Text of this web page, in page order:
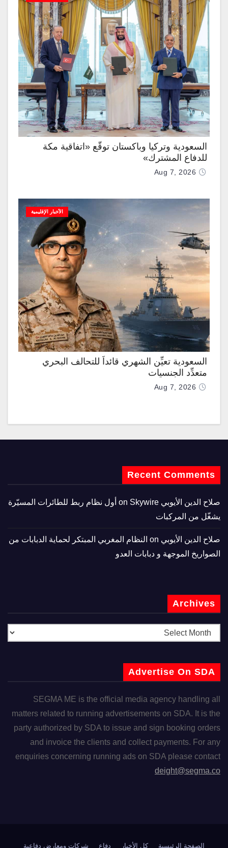
السعودية وتركيا وباكستان توقّع «اتفاقية مكة
للدفاع المشترك»
Aug 7, 2026
الأخبار الإقليمية
السعودية تعيِّن الشهري قائداً للتحالف البحري
متعدِّد الجنسيات
Aug 7, 2026
Recent Comments
صلاح الدين الأيوبي
Skywire أول نظام ربط للطائرات المسيّرة
يشغّل من المركبات
صلاح الدين الأيوبي
النظام المغربي المبتكر لحماية الدبابات من
الصواريخ الموجهة و دبابات العدو
Archives
Advertise On SDA
SEGMA ME is the official media agency handling all
matters related to running advertisements on SDA. It is the
party authorized by SDA to issue and sign booking orders
and invoice the clients and collect payments. For any
enquiries concerning running ads on SDA please contact
deight@segma.co
الصفحة الرئيسية كل الأخبار دفاع شركات ومعارض دفاعية